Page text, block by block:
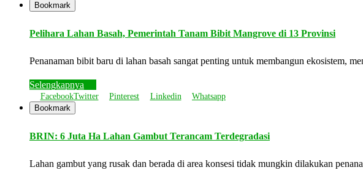
Bookmark
Pelihara Lahan Basah, Pemerintah Tanam Bibit Mangrove di 13 Provinsi
Penanaman bibit baru di lahan basah sangat penting untuk membangun ekosistem,
Selengkapnya
FacebookTwitter Pinterest Linkedin
Whatsapp
Bookmark
BRIN: 6 Juta Ha Lahan Gambut Terancam Terdegradasi
Lahan gambut yang rusak dan berada di area konsesi tidak mungkin dilakukan